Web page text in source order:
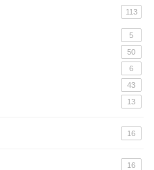
113
5
50
6
43
13
16
16